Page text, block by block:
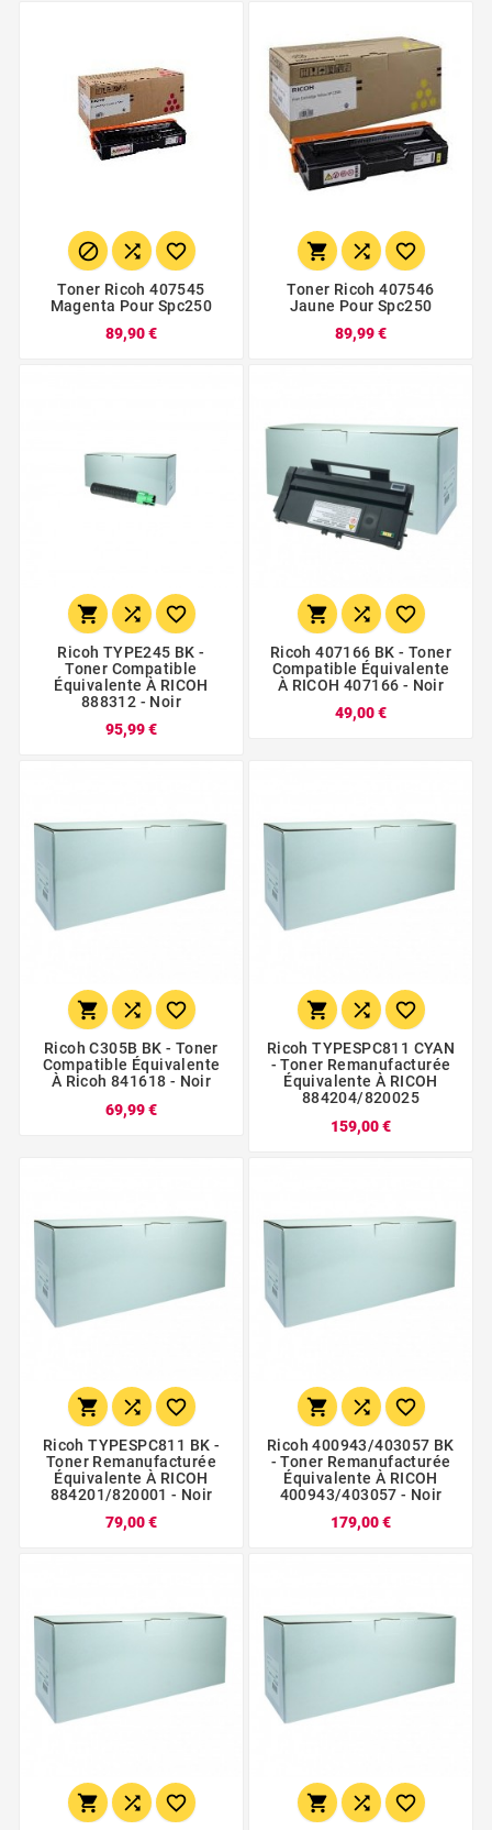
  
Toner Ricoh 407545
Magenta Pour Spc250
89,90 €
  
Toner Ricoh 407546
Jaune Pour Spc250
89,99 €
  
Ricoh TYPE245 BK -
Toner Compatible
Équivalente À RICOH
888312 - Noir
95,99 €
  
Ricoh 407166 BK - Toner
Compatible Équivalente
À RICOH 407166 - Noir
49,00 €
  
Ricoh C305B BK - Toner
Compatible Équivalente
À Ricoh 841618 - Noir
69,99 €
  
Ricoh TYPESPC811 CYAN
- Toner Remanufacturée
Équivalente À RICOH
884204/820025
159,00 €
  
Ricoh TYPESPC811 BK -
Toner Remanufacturée
Équivalente À RICOH
884201/820001 - Noir
79,00 €
  
Ricoh 400943/403057 BK
- Toner Remanufacturée
Équivalente À RICOH
400943/403057 - Noir
179,00 €
     